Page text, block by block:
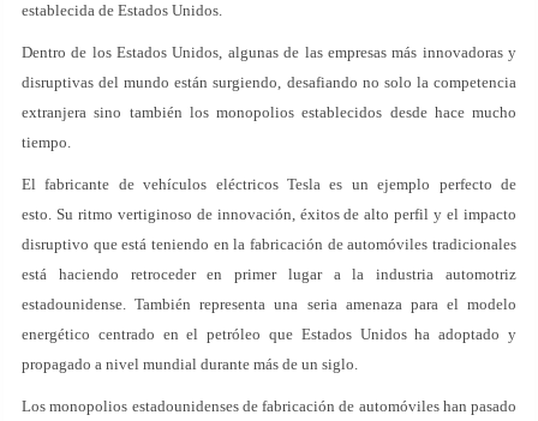
establecida de Estados Unidos.
Dentro de los Estados Unidos, algunas de las empresas más innovadoras y
disruptivas del mundo están surgiendo, desafiando no solo la competencia
extranjera sino también los monopolios establecidos desde hace mucho
tiempo.
El fabricante de vehículos eléctricos Tesla es un ejemplo perfecto de
esto. Su ritmo vertiginoso de innovación, éxitos de alto perfil y el impacto
disruptivo que está teniendo en la fabricación de automóviles tradicionales
está haciendo retroceder en primer lugar a la industria automotriz
estadounidense. También representa una seria amenaza para el modelo
energético centrado en el petróleo que Estados Unidos ha adoptado y
propagado a nivel mundial durante más de un siglo.
Los monopolios estadounidenses de fabricación de automóviles han pasado